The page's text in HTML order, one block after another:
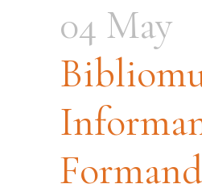
04 May